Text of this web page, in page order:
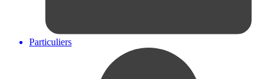
Particuliers